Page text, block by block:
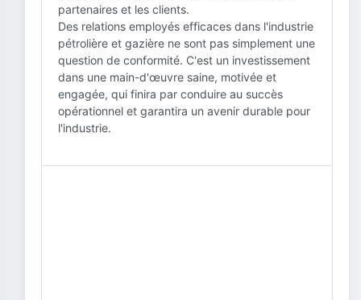
partenaires et les clients.
Des relations employés efficaces dans l'industrie
pétrolière et gazière ne sont pas simplement une
question de conformité. C'est un investissement
dans une main-d'œuvre saine, motivée et
engagée, qui finira par conduire au succès
opérationnel et garantira un avenir durable pour
l'industrie.